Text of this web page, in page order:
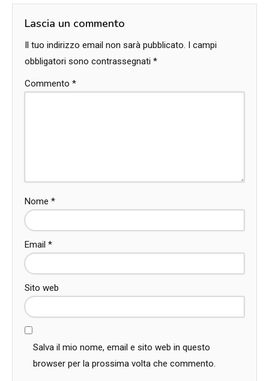
Lascia un commento
Il tuo indirizzo email non sarà pubblicato. I campi
obbligatori sono contrassegnati *
Commento *
Nome *
Email *
Sito web
Salva il mio nome, email e sito web in questo
browser per la prossima volta che commento.